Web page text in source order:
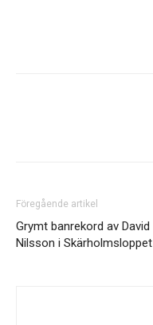
Föregående artikel
Grymt banrekord av David
Nilsson i Skärholmsloppet